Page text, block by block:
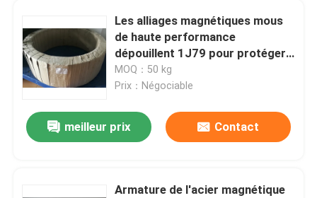
Les alliages magnétiques mous
de haute performance
dépouillent 1J79 pour protéger
la densité 8.6g/Cm3
MOQ：50 kg
Prix：Négociable
meilleur prix Contact
Armature de l'acier magnétique